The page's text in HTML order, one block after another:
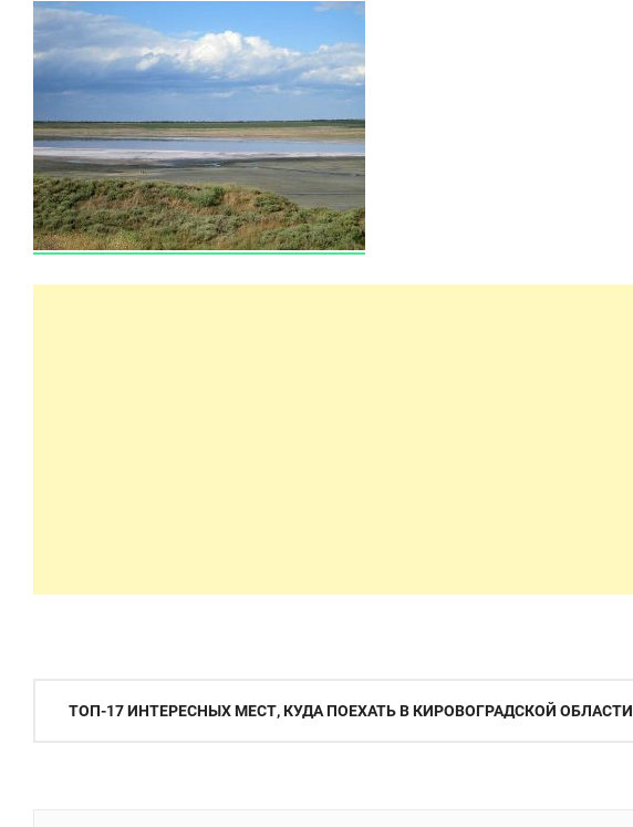
Навігація
ТОП-17 ИНТЕРЕСНЫХ МЕСТ, КУДА ПОЕХАТЬ В КИРОВОГРАДСКОЙ ОБЛАСТИ